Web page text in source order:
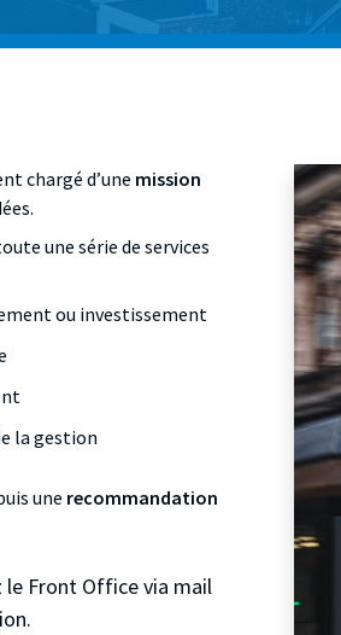
chargé d’une mission
une série de services
ou investissement
la gestion
une recommandation
le Front Office via mail